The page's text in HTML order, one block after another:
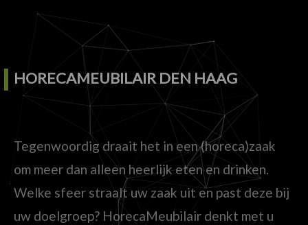
HORECAMEUBILAIR DEN HAAG
Tegenwoordig draait het in een (horeca)zaak
om meer dan alleen heerlijk eten en drinken.
Welke sfeer straalt uw zaak uit en past deze bij
uw doelgroep? HorecaMeubilair denkt met u